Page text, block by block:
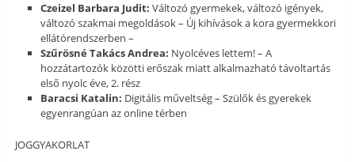
Czeizel Barbara Judit:Változó gyermekek, változó igények,
változó szakmai megoldások – Új kihívások a kora gyermekkori
ellátórendszerben –
Szűrösné Takács Andrea: Nyolcéves lettem! – A
hozzátartozók közötti erőszak miatt alkalmazható távoltartás
első nyolc éve, 2. rész
Baracsi Katalin: Digitális műveltség – Szülők és gyerekek
egyenrangúan az online térben
JOGGYAKORLAT